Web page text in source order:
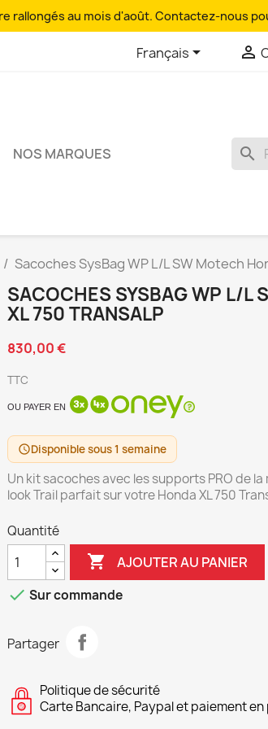
rallongés au mois d'août. Contactez-nous
Français 
NOS MARQUES search
Sacoches SysBag WP L/L SW Motech
SACOCHES SYSBAG WP L/L
XL 750 TRANSALP
830,00 €
TTC
OU PAYER EN
scheduleDisponible sous 1 semaine
Un kit sacoches avec les supports PRO de
look Trail parfait sur votre Honda XL 750
Quantité
 AJOUTER AU PANIER
 Sur commande
Partager
Politique de sécurité
Carte Bancaire, Paypal et paiement